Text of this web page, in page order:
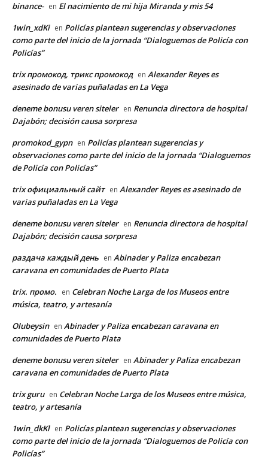
binance- en El nacimiento de mi hija Miranda y mis 54
1win_xdKi en Policías plantean sugerencias y observaciones
como parte del inicio de la jornada “Dialoguemos de Policía con
Policías”
trix промокод, трикс промокод en Alexander Reyes es
asesinado de varias puñaladas en La Vega
deneme bonusu veren siteler en Renuncia directora de hospital
Dajabón; decisión causa sorpresa
promokod_gypn en Policías plantean sugerencias y
observaciones como parte del inicio de la jornada “Dialoguemos
de Policía con Policías”
trix официальный сайт en Alexander Reyes es asesinado de
varias puñaladas en La Vega
deneme bonusu veren siteler en Renuncia directora de hospital
Dajabón; decisión causa sorpresa
раздача каждый день en Abinader y Paliza encabezan
caravana en comunidades de Puerto Plata
trix. промо. en Celebran Noche Larga de los Museos entre
música, teatro, y artesanía
Olubeysin en Abinader y Paliza encabezan caravana en
comunidades de Puerto Plata
deneme bonusu veren siteler en Abinader y Paliza encabezan
caravana en comunidades de Puerto Plata
trix guru en Celebran Noche Larga de los Museos entre música,
teatro, y artesanía
1win_dkKl en Policías plantean sugerencias y observaciones
como parte del inicio de la jornada “Dialoguemos de Policía con
Policías”